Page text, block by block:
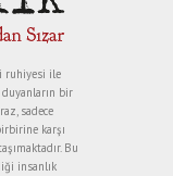
i ruhiyesi ile
bir
sadece
karşı
Bu
insanlık